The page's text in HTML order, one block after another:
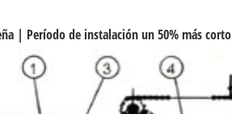
| Período de instalación un 50% más corto